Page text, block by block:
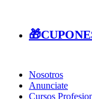
Nosotros
Anunciate
Cursos